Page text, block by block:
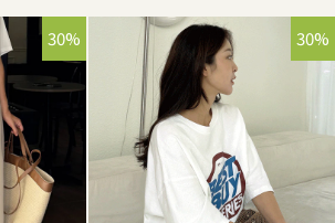
30% 30%